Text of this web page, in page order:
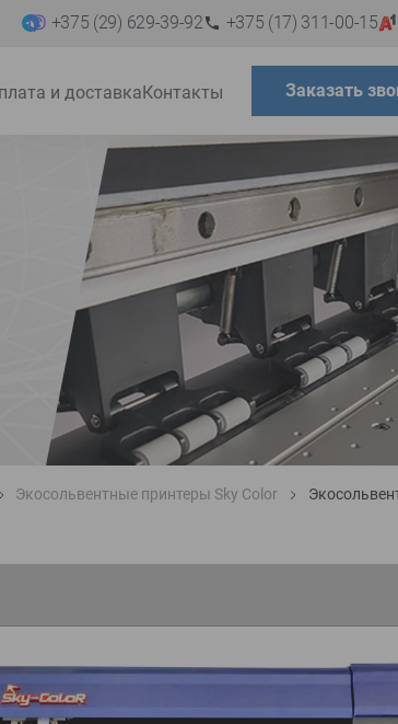
+375 (29) 629-39-92 +375 (17) 311-00-15
и доставкаКонтакты Заказать
Экосольвентные принтеры Sky Color